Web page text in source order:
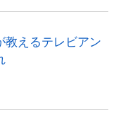
教えるテレビアン